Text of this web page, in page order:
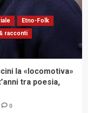
Etno-Folk
racconti
la «locomotiva»
tra poesia,
0